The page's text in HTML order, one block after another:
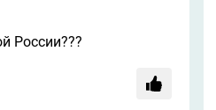
России???